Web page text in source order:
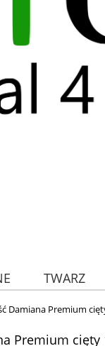
TWARZ
Damiana Premium
Premium